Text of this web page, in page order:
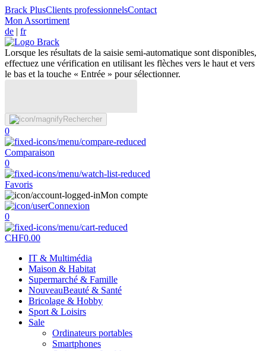
Brack PlusClients professionnelsContact
Mon Assortiment
de | fr
Lorsque les résultats de la saisie semi-automatique sont disponibles,
effectuez une vérification en utilisant les flèches vers le haut et vers
le bas et la touche « Entrée » pour sélectionner.
Rechercher
0
Comparaison
0
Favoris
Mon compte
Connexion
0
CHF0.00
IT & Multimédia
Maison & Habitat
Supermarché & Famille
NouveauBeauté & Santé
Bricolage & Hobby
Sport & Loisirs
Sale
Ordinateurs portables
Smartphones